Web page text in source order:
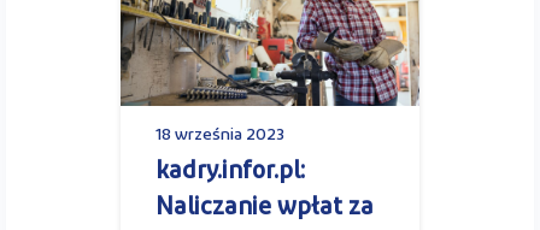
18 września 2023
kadry.infor.pl:
Naliczanie wpłat za